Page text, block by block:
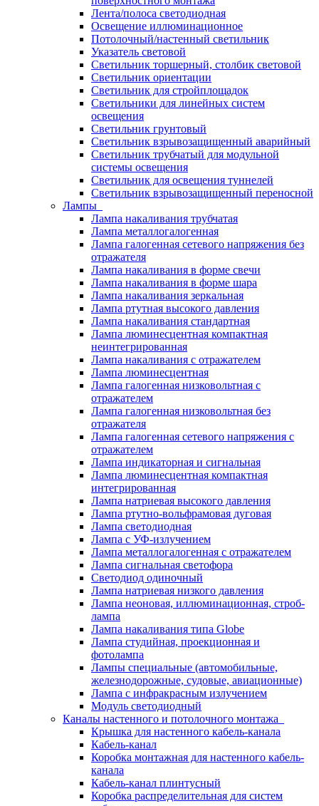
Лента/полоса светодиодная
Освещение иллюминационное
Потолочный/настенный светильник
Указатель световой
Светильник торшерный, столбик световой
Светильник ориентации
Светильник для стройплощадок
Светильники для линейных систем
освещения
Светильник грунтовый
Светильник взрывозащищенный аварийный
Светильник трубчатый для модульной
системы освещения
Светильник для освещения туннелей
Светильник взрывозащищенный переносной
Лампы
Лампа накаливания трубчатая
Лампа металлогалогенная
Лампа галогенная сетевого напряжения без
отражателя
Лампа накаливания в форме свечи
Лампа накаливания в форме шара
Лампа накаливания зеркальная
Лампа ртутная высокого давления
Лампа накаливания стандартная
Лампа люминесцентная компактная
неинтегрированная
Лампа накаливания с отражателем
Лампа люминесцентная
Лампа галогенная низковольтная с
отражателем
Лампа галогенная низковольтная без
отражателя
Лампа галогенная сетевого напряжения с
отражателем
Лампа индикаторная и сигнальная
Лампа люминесцентная компактная
интегрированная
Лампа натриевая высокого давления
Лампа ртутно-вольфрамовая дуговая
Лампа светодиодная
Лампа с УФ-излучением
Лампа металлогалогенная с отражателем
Лампа сигнальная светофора
Светодиод одиночный
Лампа натриевая низкого давления
Лампа неоновая, иллюминационная, строб-
лампа
Лампа накаливания типа Globe
Лампа студийная, проекционная и
фотолампа
Лампы специальные (автомобильные,
железнодорожные, судовые, авиационные)
Лампа с инфракрасным излучением
Модуль светодиодный
Каналы настенного и потолочного монтажа
Крышка для настенного кабель-канала
Кабель-канал
Коробка монтажная для настенного кабель-
канала
Кабель-канал плинтусный
Коробка распределительная для систем